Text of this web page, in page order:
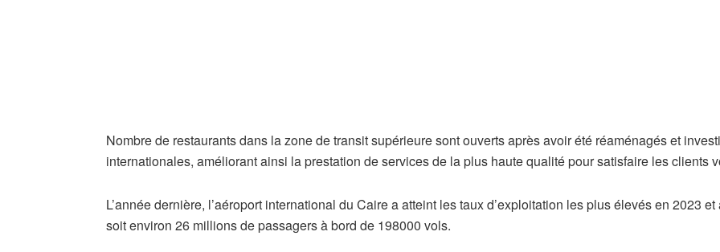
Nombre de restaurants dans la zone de transit supérieure sont ouverts après avoir été réaménagés et
internationales, améliorant ainsi la prestation de services de la plus haute qualité pour satisfaire les clients
L’année dernière, l’aéroport international du Caire a atteint les taux d’exploitation les plus élevés en 2023
soit environ 26 millions de passagers à bord de 198000 vols.